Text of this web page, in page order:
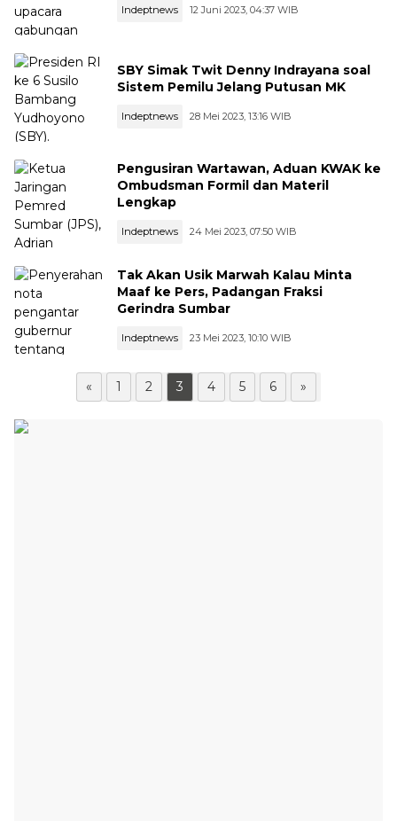
Indeptnews 12 Juni 2023, 04:37 WIB
SBY Simak Twit Denny Indrayana soal
Sistem Pemilu Jelang Putusan MK
Indeptnews 28 Mei 2023, 13:16 WIB
Pengusiran Wartawan, Aduan KWAK ke
Ombudsman Formil dan Materil
Lengkap
Indeptnews 24 Mei 2023, 07:50 WIB
Tak Akan Usik Marwah Kalau Minta
Maaf ke Pers, Padangan Fraksi
Gerindra Sumbar
Indeptnews 23 Mei 2023, 10:10 WIB
« 1 2 3 4 5 6 »